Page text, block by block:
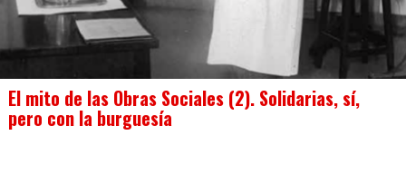
El mito de las Obras Sociales (2). Solidarias, sí,
pero con la burguesía